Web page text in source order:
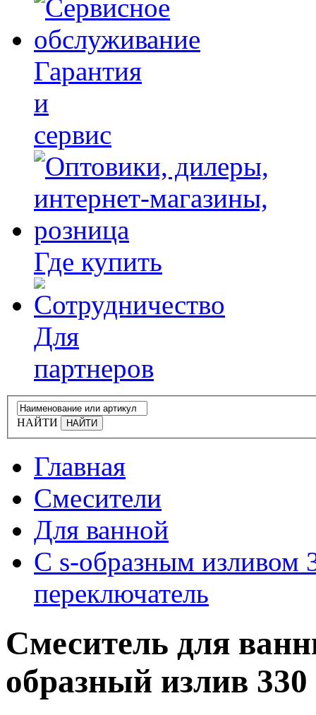
Гарантия
и
сервис
Где купить
Для
партнеров
НАЙТИ
Главная
Смесители
Для ванной
С s‑образным изливом
переключатель
Смеситель для
образный излив